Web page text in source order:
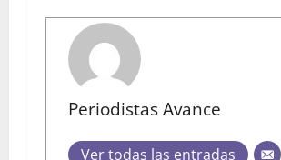
Periodistas Avance
Ver todas las entradas